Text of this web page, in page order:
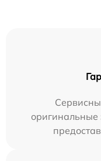
оригинальные